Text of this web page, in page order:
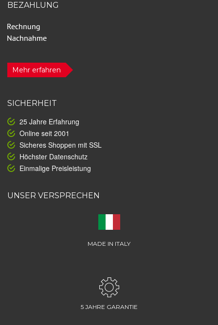
BEZAHLUNG
Mehr erfahren
SICHERHEIT
25 Jahre Erfahrung
Online seit 2001
Sicheres Shoppen mit SSL
Höchster Datenschutz
Einmalige Preisleistung
UNSER VERSPRECHEN
MADE IN ITALY
5 JAHRE GARANTIE